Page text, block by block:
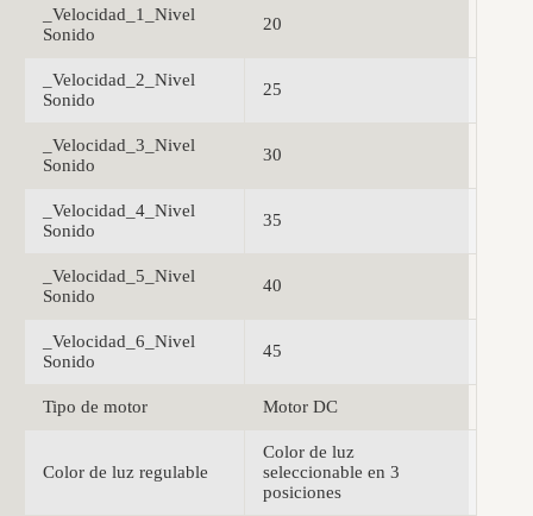
_Velocidad_1_Nivel
Sonido
20
_Velocidad_2_Nivel
Sonido
25
_Velocidad_3_Nivel
Sonido
30
_Velocidad_4_Nivel
Sonido
35
_Velocidad_5_Nivel
Sonido
40
_Velocidad_6_Nivel
Sonido
45
Tipo de motor Motor DC
Color de luz regulable
Color de luz
seleccionable en 3
posiciones